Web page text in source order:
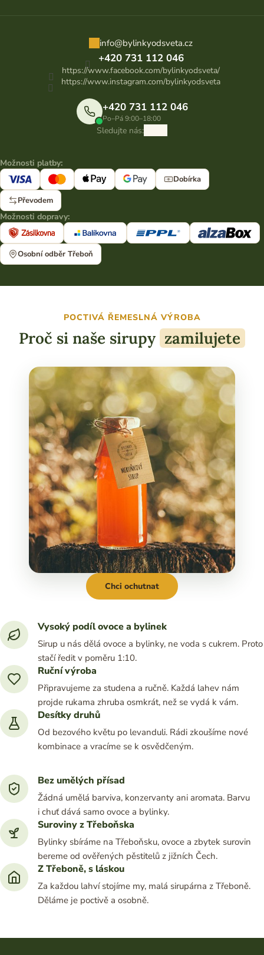
info@bylinkyodsveta.cz
+420 731 112 046
https://www.facebook.com/bylinkyodsveta/
https://www.instagram.com/bylinkyodsveta
+420 731 112 046
Po–Pá 9:00–18:00
Sledujte nás:
Možnosti platby:
Dobírka
Převodem
Možnosti dopravy:
Osobní odběr Třeboň
POCTIVÁ ŘEMESLNÁ VÝROBA
Proč si naše sirupy zamilujete
Vysoký podíl ovoce a bylinek
Sirup u nás dělá ovoce a bylinky, ne voda s cukrem. Proto
stačí ředit v poměru 1:10.
Ruční výroba
Připravujeme za studena a ručně. Každá lahev nám
projde rukama zhruba osmkrát, než se vydá k vám.
Desítky druhů
Od bezového květu po levanduli. Rádi zkoušíme nové
kombinace a vracíme se k osvědčeným.
Chci ochutnat
Bez umělých přísad
Žádná umělá barviva, konzervanty ani aromata. Barvu
i chuť dává samo ovoce a bylinky.
Suroviny z Třeboňska
Bylinky sbíráme na Třeboňsku, ovoce a zbytek surovin
bereme od ověřených pěstitelů z jižních Čech.
Z Třeboně, s láskou
Za každou lahví stojíme my, malá sirupárna z Třeboně.
Děláme je poctivě a osobně.